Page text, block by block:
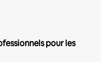
pour les